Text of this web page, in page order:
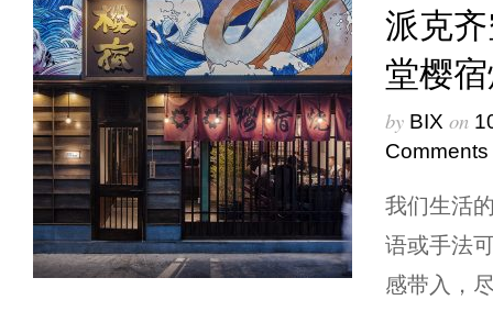
派克
堂樱
by BIX on
Comments
我们生活
语或手法
感带入，